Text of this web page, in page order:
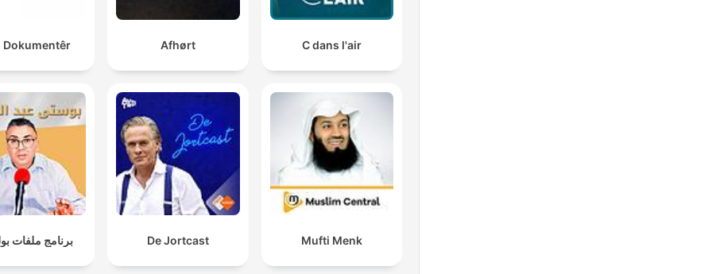
Dokumentêr Afhørt C dans l'air
برنامج ملفات De Jortcast Mufti Menk